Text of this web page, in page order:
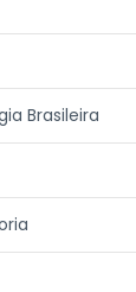
Brasileira